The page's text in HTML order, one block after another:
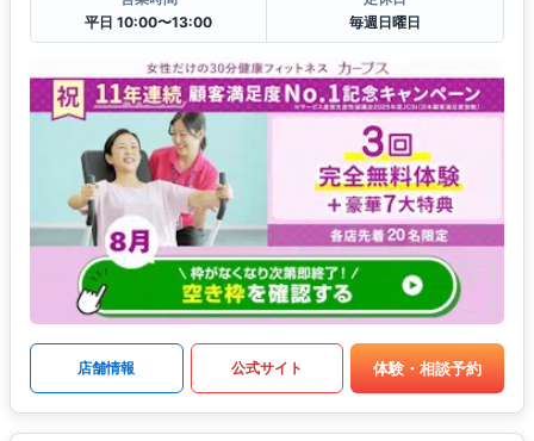
平日 10:00〜13:00
毎週日曜日
店舗情報 公式サイト 体験・相談予約